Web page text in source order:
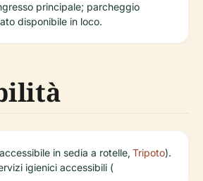
principale; parcheggio
disponibile in loco.
in sedia a rotelle,
igienici accessibili (
Tripoto).